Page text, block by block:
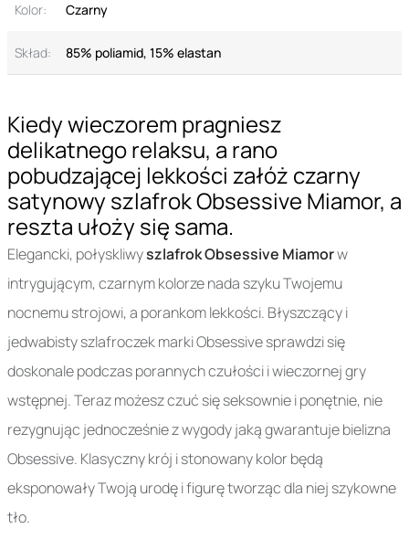
Kiedy wieczorem pragniesz
delikatnego relaksu, a rano
pobudzającej lekkości załóż czarny
satynowy szlafrok Obsessive Miamor, a
reszta ułoży się sama.
Elegancki, połyskliwyszlafrok Obsessive Miamorw
intrygującym, czarnym kolorze nada szyku Twojemu
nocnemu strojowi, a porankom lekkości. Błyszczący i
jedwabisty szlafroczek marki Obsessive sprawdzi się
doskonale podczas porannych czułości i wieczornej gry
wstępnej. Teraz możesz czuć się seksownie i ponętnie, nie
rezygnując jednocześnie z wygody jaką gwarantuje bielizna
Obsessive. Klasyczny krój i stonowany kolor będą
eksponowały Twoją urodę i figurę tworząc dla niej szykowne
tło.
Kolor: Czarny
Skład: 85% poliamid, 15% elastan